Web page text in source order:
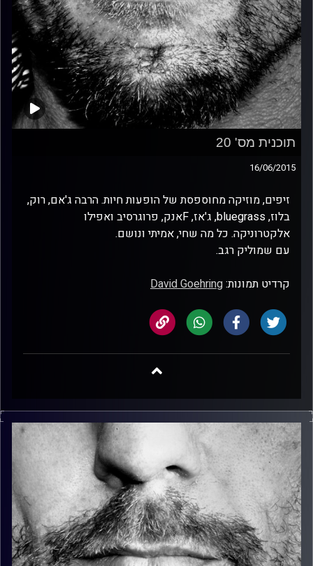
תוכנית מס' 20
16/06/2015
זיפים, מוזיקה מחוספסת של הופעות חיות. הרבה ג'אם, רוק,
בלוז, bluegrass, ג'אז, Fאנק, פרוגרסיב ואפילו
אלקטרוניקה. כל מה שחי, אמיתי ונושם.
עם שמוליק רגב.
קרדיט תמונות:David Goehring